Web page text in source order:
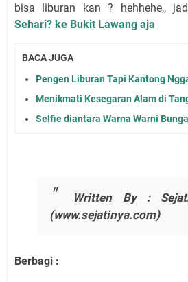
bisa liburan kan ? hehhehe,,
Sehari? ke Bukit Lawang aja
BACA JUGA
Pengen Liburan Tapi Kantong
Menikmati Kesegaran Alam di
Selfie diantara Warna Warni
Written By :
(www.sejatinya.com)
Berbagi :